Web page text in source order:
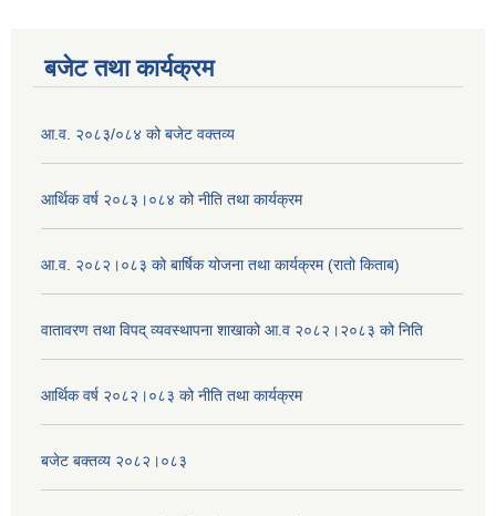
बजेट तथा कार्यक्रम
आ.व. २०८३/०८४ को बजेट वक्तव्य
आर्थिक वर्ष २०८३।०८४ को नीति तथा कार्यक्रम
आ.व. २०८२।०८३ को बार्षिक योजना तथा कार्यक्रम (रातो किताब)
वातावरण तथा विपद् व्यवस्थापना शाखाको आ.व २०८२।२०८३ को निति
आर्थिक वर्ष २०८२।०८३ को नीति तथा कार्यक्रम
बजेट बक्तव्य २०८२।०८३